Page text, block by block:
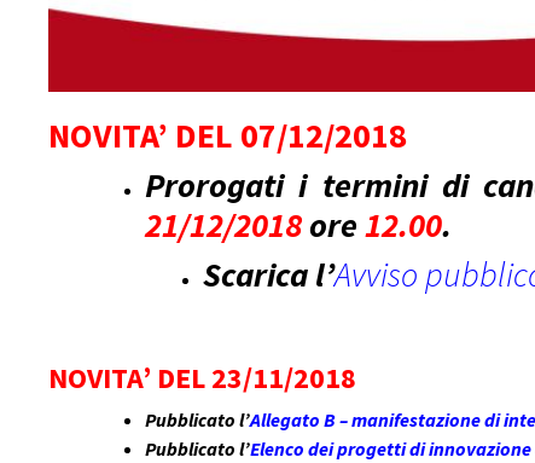
NOVITA’ DEL 07/12/2018
Prorogati i termini di
21/12/2018ore12.00.
Scarica l’Avviso
NOVITA’ DEL 23/11/2018
Pubblicato l’Allegato B – manifestazione di
Pubblicato l’Elenco dei progetti di